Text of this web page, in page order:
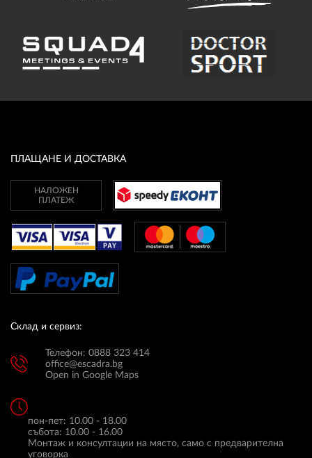
ПЛАЩАНЕ И ДОСТАВКА
НАЛОЖЕН
ПЛАТЕЖ
Склад и сервиз:
Телефон: 0888 323 414
office@escadra.bg
Open in Google Maps
пон-пет: 10.00 - 18.00
събота: 10.00 - 16.00
Монтаж и консултации на място, само с предварителна
уговорка